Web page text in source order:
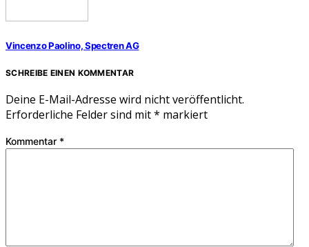
Vincenzo Paolino, Spectren AG
SCHREIBE EINEN KOMMENTAR
Deine E-Mail-Adresse wird nicht veröffentlicht.
Erforderliche Felder sind mit* markiert
Kommentar *